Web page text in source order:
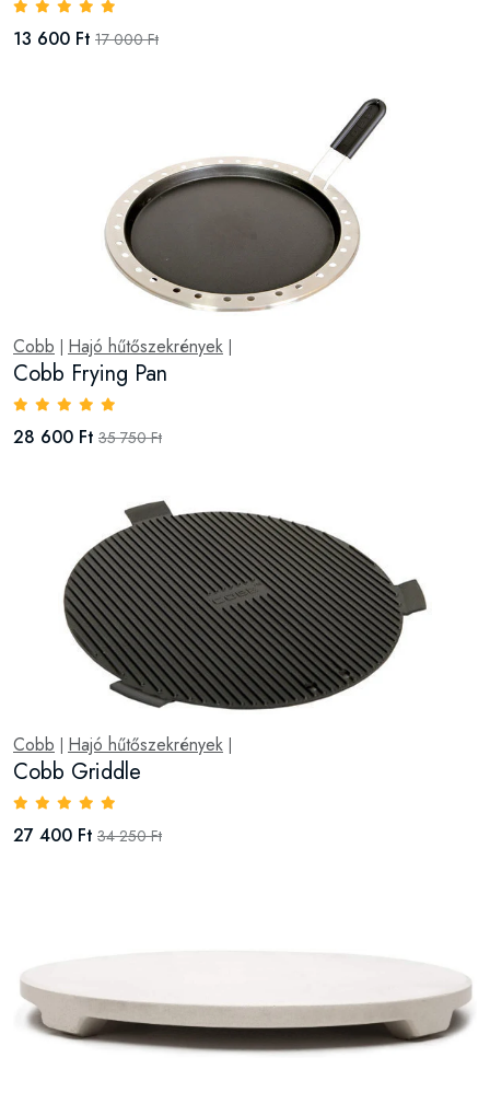
13 600 Ft 17 000 Ft
Cobb Hajó hűtőszekrények
Cobb Frying Pan
28 600 Ft 35 750 Ft
Cobb Hajó hűtőszekrények
Cobb Griddle
27 400 Ft 34 250 Ft